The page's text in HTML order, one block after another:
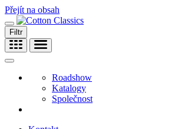
Přejít na obsah
Filtr
Roadshow
Katalogy
Společnost